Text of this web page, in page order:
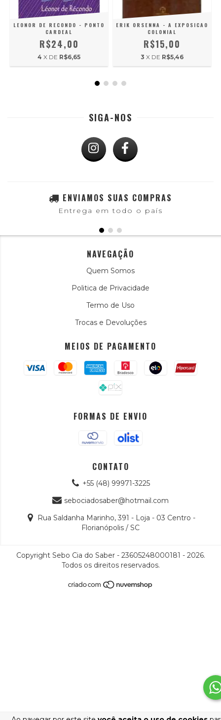
LEONOR DE RECONDO - PONTO
CARDEAL
R$24,00
4 X DE R$6,65
ERIK ORSENNA - A EXPOSICAO
COLONIAL
R$15,00
3 X DE R$5,46
SIGA-NOS
ENVIAMOS SUAS COMPRAS
Entrega em todo o país
NAVEGAÇÃO
Quem Somos
Politica de Privacidade
Termo de Uso
Trocas e Devoluções
MEIOS DE PAGAMENTO
FORMAS DE ENVIO
CONTATO
+55 (48) 99971-3225
sebociadosaber@hotmail.com
Rua Saldanha Marinho, 391 - Loja - 03 Centro -
Florianópolis / SC
Copyright Sebo Cia do Saber - 23605248000181 - 2026.
Todos os direitos reservados.